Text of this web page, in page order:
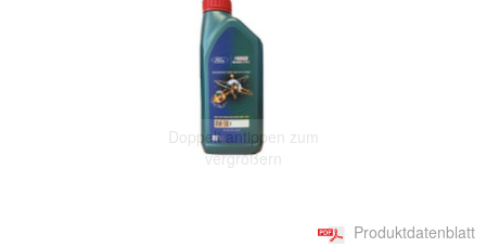
Doppelt antippen zum
vergrößern
Produktdatenblatt